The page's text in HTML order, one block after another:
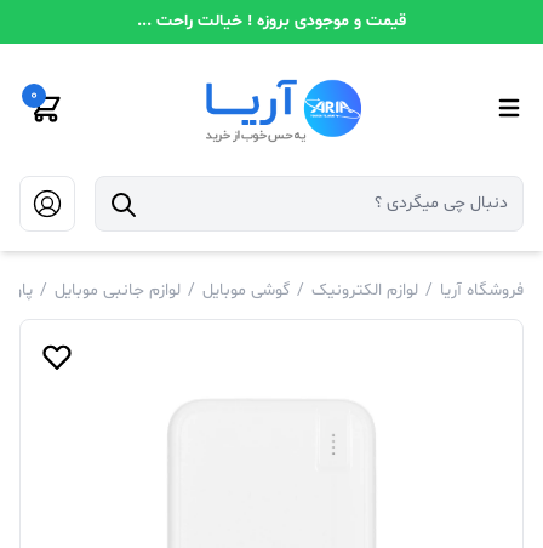
قیمت و موجودی بروزه ! خیالت راحت ...
0
فروشگاه آریا / لوازم الکترونیک / گوشی موبایل / لوازم جانبی موبایل /